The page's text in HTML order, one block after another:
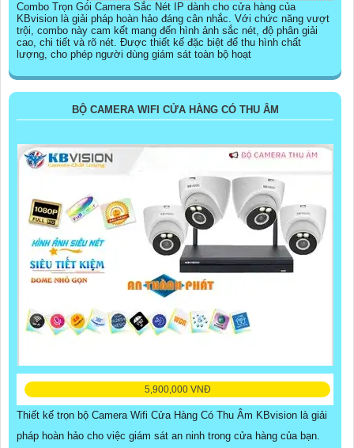
Combo Trọn Gói Camera Sắc Nét IP dành cho cửa hàng của
KBvision là giải pháp hoàn hảo đáng cân nhắc. Với chức năng vượt
trội, combo này cam kết mang đến hình ảnh sắc nét, độ phân giải
cao, chi tiết và rõ nét. Được thiết kế đặc biệt để thu hình chất
lượng, cho phép người dùng giám sát toàn bộ hoạt
BỘ CAMERA WIFI CỬA HÀNG CÓ THU ÂM
5,900,000 VNĐ
Thiết kế trọn bộ Camera Wifi Cửa Hàng Có Thu Âm KBvision là giải
pháp hoàn hảo cho việc giám sát an ninh trong cửa hàng của bạn.